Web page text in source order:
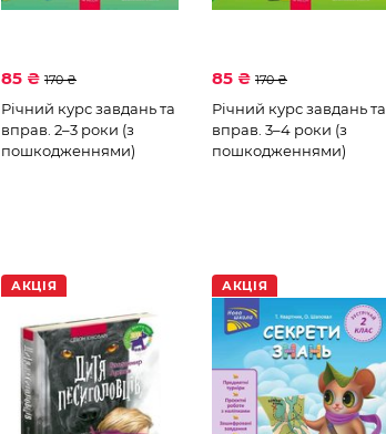
85 ₴ 170 ₴
Річний курс завдань та
вправ. 2–3 роки (з
пошкодженнями)
85 ₴ 170 ₴
Річний курс завдань та
вправ. 3–4 роки (з
пошкодженнями)
АКЦІЯ АКЦІЯ